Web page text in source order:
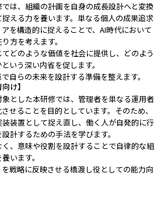
は、組織の計画を自身の成長設計へと変換
える力を養います。単なる個人の成果追求
を構造的に捉えることで、AI時代において
方を考えます。
どのような価値を社会に提供し、どのよう
いう深い内省を促します。
自らの未来を設計する準備を整えます。
け】
とした本研修では、管理者を単なる運用者
せることを目的としています。そのため、
装置として捉え直し、働く人が自発的に行
計するための手法を学びます。
、意味や役割を設計することで自律的な組
います。
戦略に反映させる橋渡し役としての能力向